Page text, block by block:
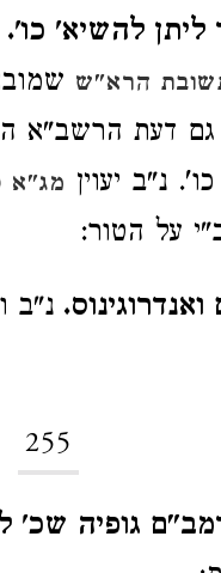
להשיא' כו'.
הרא"ש
גם דעת הרשב"א
נ"ב יעוין מג"א
על הטור:
נ"ב
255
גופיה שכ'